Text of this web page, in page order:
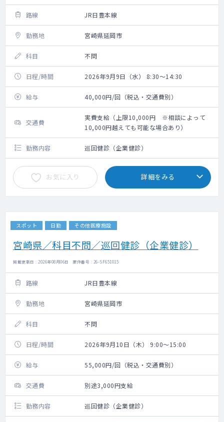
路線 JR日豊本線
勤務地 宮崎県延岡市
科目 不問
日程/時間 2026年9月9日（水） 8:30～14:30
給与 40,000円/回（税込・交通費別）
交通費
実費支給（上限10,000円 ※相談によって
10,000円越えても可能な場合あり）
勤務内容 巡回健診（企業健診）
お気に入り 詳細をみる
スポット 日勤 その他医療施設
宮崎県／科目不問／巡回健診（企業健診）
掲載更新日 : 2026年08月06日 案件番号 : 26-SF651015
路線 JR日豊本線
勤務地 宮崎県延岡市
科目 不問
日程/時間 2026年9月10日（木） 9:00～15:00
給与 55,000円/回（税込・交通費別）
交通費 別途3,000円支給
勤務内容 巡回健診（企業健診）